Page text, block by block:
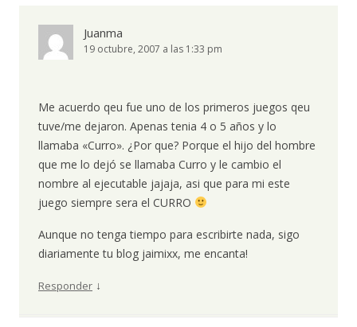
Juanma
19 octubre, 2007 a las 1:33 pm
Me acuerdo qeu fue uno de los primeros juegos qeu
tuve/me dejaron. Apenas tenia 4 o 5 años y lo
llamaba «Curro». ¿Por que? Porque el hijo del hombre
que me lo dejó se llamaba Curro y le cambio el
nombre al ejecutable jajaja, asi que para mi este
juego siempre sera el CURRO
Aunque no tenga tiempo para escribirte nada, sigo
diariamente tu blog jaimixx, me encanta!
Responder ↓